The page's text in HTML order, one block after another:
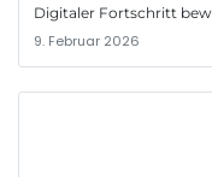
Digitaler Fortschritt
9. Februar 2026